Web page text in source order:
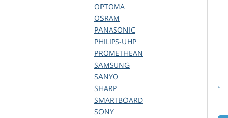
OPTOMA
OSRAM
PANASONIC
PHILIPS-UHP
PROMETHEAN
SAMSUNG
SANYO
SHARP
SMARTBOARD
SONY